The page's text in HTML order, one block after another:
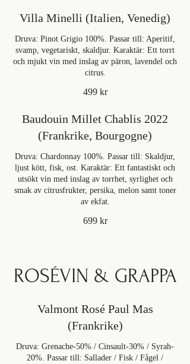
Villa Minelli (Italien, Venedig)
Druva: Pinot Grigio 100%. Passar till: Aperitif,
svamp, vegetariskt, skaldjur. Karaktär: Ett torrt
och mjukt vin med inslag av päron, lavendel och
citrus.
499 kr
Baudouin Millet Chablis 2022
(Frankrike, Bourgogne)
Druva: Chardonnay 100%. Passar till: Skaldjur,
ljust kött, fisk, ost. Karaktär: Ett fantastiskt och
utsökt vin med inslag av torrhet, syrlighet och
smak av citrusfrukter, persika, melon samt toner
av ekfat.
699 kr
ROSÉVIN & GRAPPA
Valmont Rosé Paul Mas
(Frankrike)
Druva: Grenache-50% / Cinsault-30% / Syrah-
20%. Passar till: Sallader / Fisk / Fågel /